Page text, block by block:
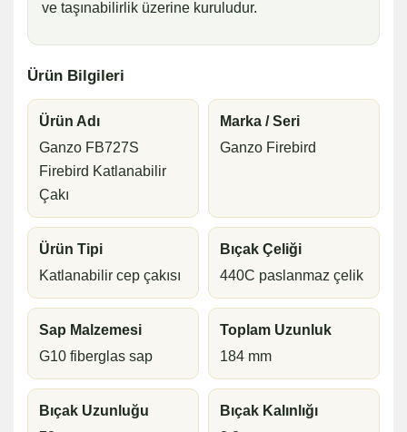
ve taşınabilirlik üzerine kuruludur.
Ürün Bilgileri
Ürün Adı
Ganzo FB727S
Firebird Katlanabilir
Çakı
Marka / Seri
Ganzo Firebird
Ürün Tipi
Katlanabilir cep çakısı
Bıçak Çeliği
440C paslanmaz çelik
Sap Malzemesi
G10 fiberglas sap
Toplam Uzunluk
184 mm
Bıçak Uzunluğu
Bıçak Kalınlığı